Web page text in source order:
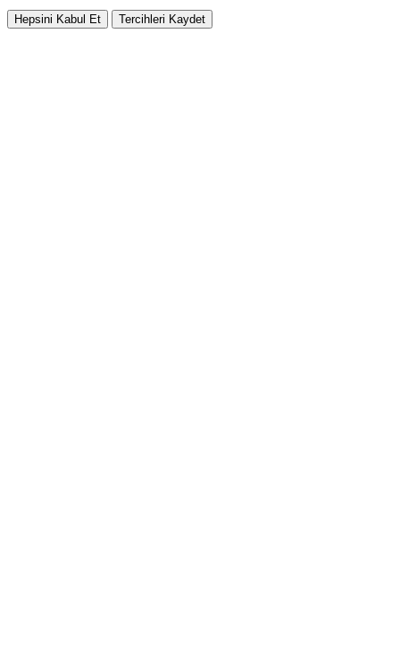
Hepsini Kabul Et Tercihleri Kaydet